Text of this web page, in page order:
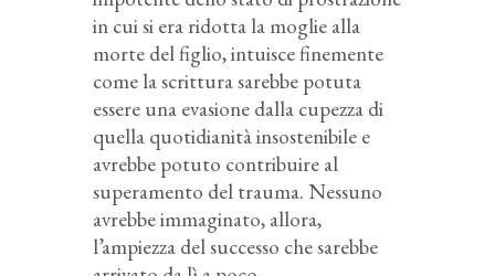
in cui si era ridotta la moglie alla
morte del figlio, intuisce finemente
come la scrittura sarebbe potuta
essere una evasione dalla cupezza di
quella quotidianità insostenibile e
avrebbe potuto contribuire al
superamento del trauma. Nessuno
avrebbe immaginato, allora,
l’ampiezza del successo che sarebbe